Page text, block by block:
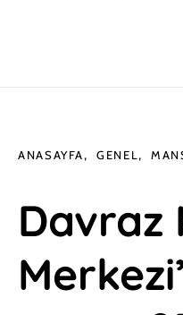
ANASAYFA GENEL
Davraz